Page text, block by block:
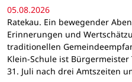
05.08.2026
Ratekau. Ein bewegender
Erinnerungen und
traditionellen
Klein-Schule ist
31. Juli nach drei Amtszeiten